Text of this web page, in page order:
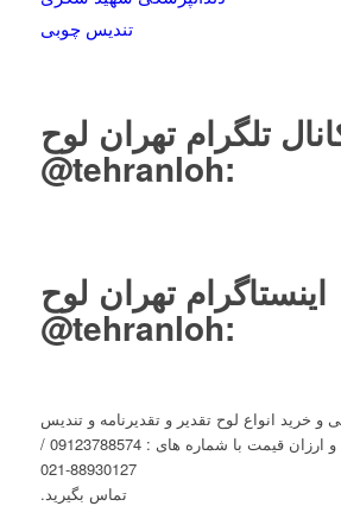
تندیس چوبی
تلگرام تهران لوح
:
tehranloh@
اینستاگرام تهران لوح
:
tehranloh@
خرید انواع لوح تقدیر و تقدیرنامه و تندیس
زیبا و باکیفیت و ارزان قیمت با شماره های : 09123788574 /
88930127-021
تماس بگیرید.